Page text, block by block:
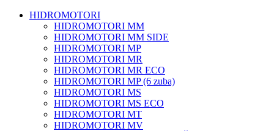
HIDROMOTORI
HIDROMOTORI MM
HIDROMOTORI MM SIDE
HIDROMOTORI MP
HIDROMOTORI MR
HIDROMOTORI MR ECO
HIDROMOTORI MP (6 zuba)
HIDROMOTORI MS
HIDROMOTORI MS ECO
HIDROMOTORI MT
HIDROMOTORI MV